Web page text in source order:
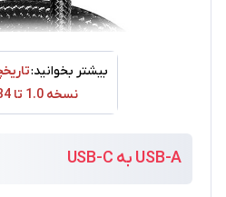
بیشتر بخوانید:
نسخه 1.0 تا USB4
USB-A به USB-C